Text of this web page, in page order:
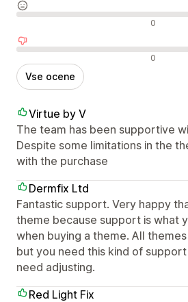
Nevtralne ocene 0
Negativne ocene 0
Vse ocene
Virtue by V
The team has been supportive
Despite some limitations in the
with the purchase
Dermfix Ltd
Fantastic support. Very happy
theme because support is what
when buying a theme. All
but you need this kind of
need adjusting.
Red Light Fix